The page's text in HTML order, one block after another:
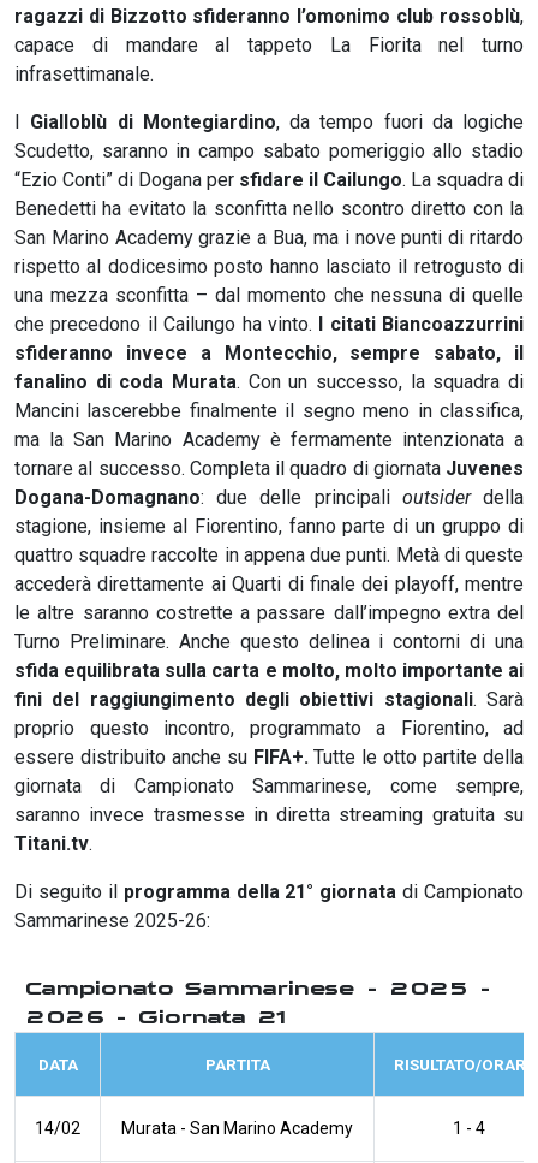
ragazzi di Bizzotto sfideranno l’omonimo club rossoblù,
capace di mandare al tappeto La Fiorita nel turno
infrasettimanale.
I Gialloblù di Montegiardino, da tempo fuori da logiche
Scudetto, saranno in campo sabato pomeriggio allo stadio
“Ezio Conti” di Dogana per sfidare il Cailungo. La squadra di
Benedetti ha evitato la sconfitta nello scontro diretto con la
San Marino Academy grazie a Bua, ma i nove punti di ritardo
rispetto al dodicesimo posto hanno lasciato il retrogusto di
una mezza sconfitta – dal momento che nessuna di quelle
che precedono il Cailungo ha vinto. I citati Biancoazzurrini
sfideranno invece a Montecchio, sempre sabato, il
fanalino di coda Murata. Con un successo, la squadra di
Mancini lascerebbe finalmente il segno meno in classifica,
ma la San Marino Academy è fermamente intenzionata a
tornare al successo. Completa il quadro di giornata Juvenes
Dogana-Domagnano: due delle principali outsiderdella
stagione, insieme al Fiorentino, fanno parte di un gruppo di
quattro squadre raccolte in appena due punti. Metà di queste
accederà direttamente ai Quarti di finale dei playoff, mentre
le altre saranno costrette a passare dall’impegno extra del
Turno Preliminare. Anche questo delinea i contorni di una
sfida equilibrata sulla carta e molto, molto importante ai
fini del raggiungimento degli obiettivi stagionali. Sarà
proprio questo incontro, programmato a Fiorentino, ad
essere distribuito anche su FIFA+. Tutte le otto partite della
giornata di Campionato Sammarinese, come sempre,
saranno invece trasmesse in diretta streaming gratuita su
Titani.tv.
Di seguito il programma della 21° giornata di Campionato
Sammarinese 2025-26:
Campionato Sammarinese - 2025 -
2026 - Giornata 21
DATA PARTITA RISULTATO/
14/02 Murata - San Marino Academy 1 - 4